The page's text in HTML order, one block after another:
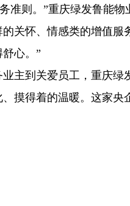
准则。”重庆绿发鲁能
关怀、情感类的增值
心。”
主到关爱员工，重庆
摸得着的温暖。这家央